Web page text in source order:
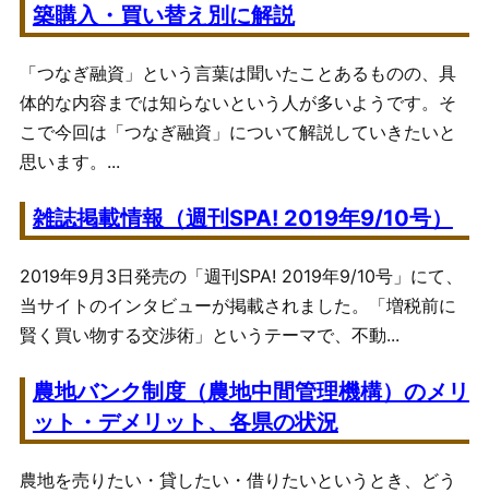
築購入・買い替え別に解説
「つなぎ融資」という言葉は聞いたことあるものの、具
体的な内容までは知らないという人が多いようです。そ
こで今回は「つなぎ融資」について解説していきたいと
思います。...
雑誌掲載情報（週刊SPA! 2019年9/10号）
2019年9月3日発売の「週刊SPA! 2019年9/10号」にて、
当サイトのインタビューが掲載されました。「増税前に
賢く買い物する交渉術」というテーマで、不動...
農地バンク制度（農地中間管理機構）のメリ
ット・デメリット、各県の状況
農地を売りたい・貸したい・借りたいというとき、どう